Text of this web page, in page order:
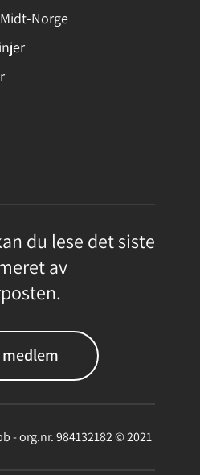
Norge
du lese det siste
av
- org.nr. 984132182 © 2021